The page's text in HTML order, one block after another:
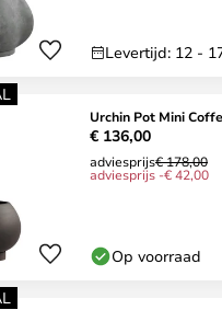
Levertijd: 12 -
Urchin Pot Mini
€ 136,00
adviesprijs€ 178,00
adviesprijs -€ 42,00
Op voorraad